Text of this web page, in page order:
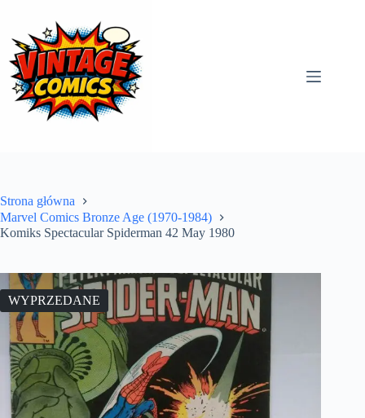
treści
Strona główna
Marvel Comics Bronze Age (1970-1984)
Komiks Spectacular Spiderman 42 May 1980
WYPRZEDANE